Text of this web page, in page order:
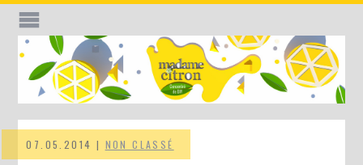
07.05.2014 | NON CLASSÉ